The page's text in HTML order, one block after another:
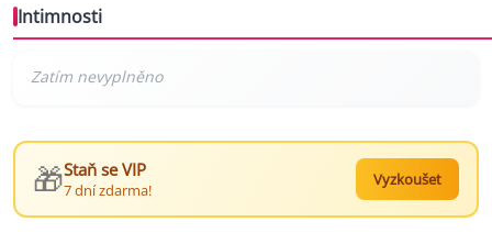
Intimnosti
🎁Staň se VIP
7 dní zdarma!
Vyzkoušet